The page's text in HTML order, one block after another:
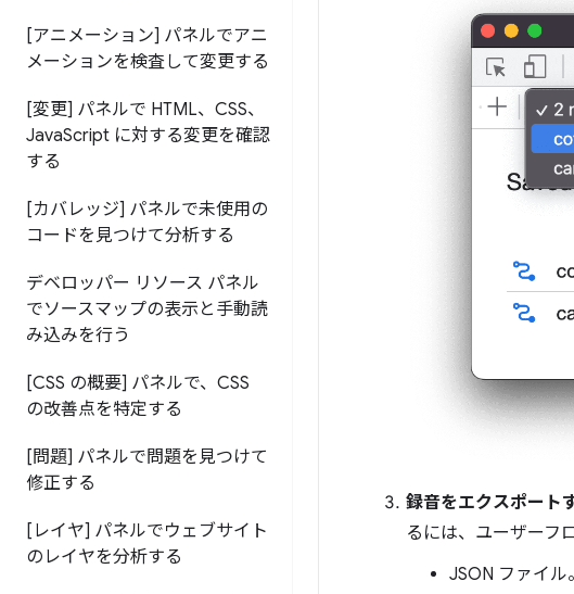
[アニメーション] パネルでアニ
メーションを検査して変更する
[変更] パネルで HTML、CSS、
JavaScript に対する変更を確認
する
[カバレッジ] パネルで未使用の
コードを見つけて分析する
デベロッパー リソース パネル
でソースマップの表示と手動読
み込みを行う
[CSS の概要] パネルで、CSS
の改善点を特定する
[問題] パネルで問題を見つけて
修正する
[レイヤ] パネルでウェブサイト
のレイヤを分析する
録音をエクスポート
るには、ユーザーフ
JSON ファイル。